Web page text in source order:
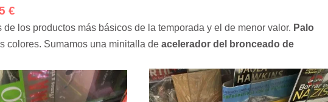
€
de los productos más básicos de la temporada y el de menor valor. Palo
colores. Sumamos una minitalla de acelerador del bronceado de